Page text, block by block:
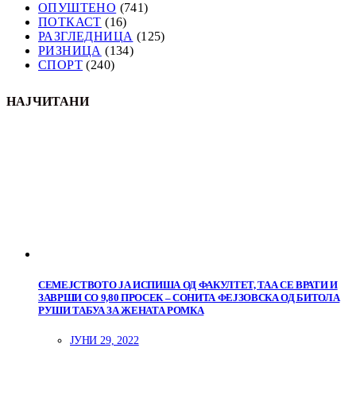
ОПУШТЕНО (741)
ПОТКАСТ (16)
РАЗГЛЕДНИЦА (125)
РИЗНИЦА (134)
СПОРТ (240)
НАЈЧИТАНИ
СЕМЕЈСТВОТО ЈА ИСПИША ОД ФАКУЛТЕТ, ТАА СЕ ВРАТИ И
ЗАВРШИ СО 9,80 ПРОСЕК – СОНИТА ФЕЈЗОВСКА ОД БИТОЛА
РУШИ ТАБУА ЗА ЖЕНАТА РОМКА
ЈУНИ 29, 2022